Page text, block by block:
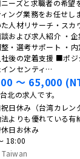
ーズと求職者の希望
ング業務をお任せし
人材リサーチ・スカ
談および求人紹介 ・
・選考サポート ・
社後の定着支援 ■ポジ
インセンティ…
〜 65,000
北の求人です。
祝日休み（台湾カレン
法よりも優れている有
休日お休み
18:00
Taiwan